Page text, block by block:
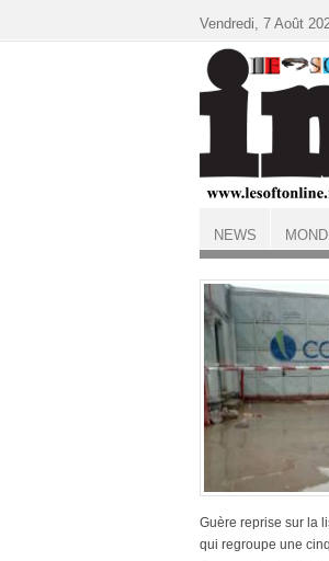
ACCUEIL
Guère reprise sur la
qui regroupe une
Vendredi, 7 Août
NEWS